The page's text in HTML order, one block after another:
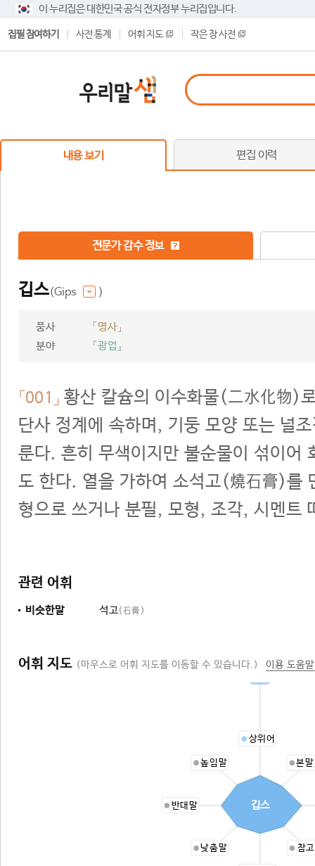
이 누리집은 대한민국 공식 전자정부 누리집입니다.
집필 참여하기 사전 통계 어휘 지도 작은 창 사전
내용 보기 편집 이력
전문가 감수 정보
깁스(Gips )
품사
「명사」
분야
『광업』
「001」 황산 칼슘의 이수화물(二水化物)
단사 정계에 속하며, 기둥 모양 또는 널
룬다. 흔히 무색이지만 불순물이 섞이어
도 한다. 열을 가하여 소석고(燒石膏)를
형으로 쓰거나 분필, 모형, 조각, 시멘트
관련 어휘
비슷한말 석고(石膏)
어휘 지도 (마우스로 어휘 지도를 이동할 수 있습니다.) 이용 도움
상위어
본
참
낮춤말
반대말
높임말
깁스